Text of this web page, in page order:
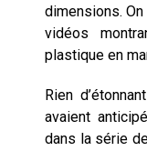
dimensions.
vidéos
plastique en
Rien
avaient
dans la série